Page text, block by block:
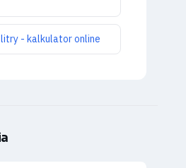
- kalkulator online